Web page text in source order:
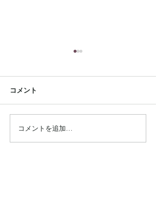
雑誌【GISELe】8月号に
掲載されました
コメント
コメントを追加…